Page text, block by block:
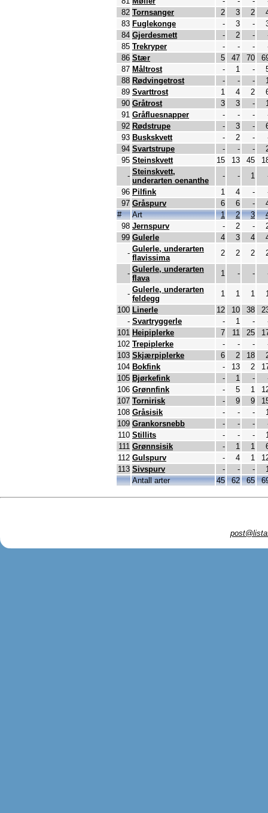
82 Tornsanger 2 3 2
83 Fuglekonge - 3 -
84 Gjerdesmett - 2 -
85 Trekryper - - -
86 Stær 5 47 70
87 Måltrost - 1 -
88 Rødvingetrost - - -
89 Svarttrost 1 4 2
90 Gråtrost 3 3 -
91 Gråfluesnapper - - -
92 Rødstrupe - 3 -
93 Buskskvett - 2 -
94 Svartstrupe - - -
95 Steinskvett 15 13 45
- Steinskvett,
underarten oenanthe
- - 1
96 Pilfink 1 4 -
97 Gråspurv 6 6 -
#
Art 1 2 3
98 Jernspurv - 2 -
99 Gulerle 4 3 4
- Gulerle, underarten
flavissima
2 2 2
- Gulerle, underarten
flava
1 - -
- Gulerle, underarten
feldegg
1 1 1
100 Linerle 12 10 38
- Svartryggerle - 1 -
101 Heipiplerke 7 11 25
102 Trepiplerke - - -
103 Skjærpiplerke 6 2 18
104 Bokfink - 13 2
105 Bjørkefink - 1 -
106 Grønnfink - 5 1
107 Tornirisk - 9 9
108 Gråsisik - - -
109 Grankorsnebb - - -
110 Stillits - - -
111 Grønnsisik - 1 1
112 Gulspurv - 4 1
113 Sivspurv - - -
Antall arter
45 62 65